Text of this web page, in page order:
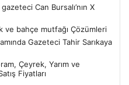
Can Bursalı’nın X
ve bahçe mutfağı Çözümleri
Gazeteci Tahir Sarıkaya
Çeyrek, Yarım ve
Fiyatları